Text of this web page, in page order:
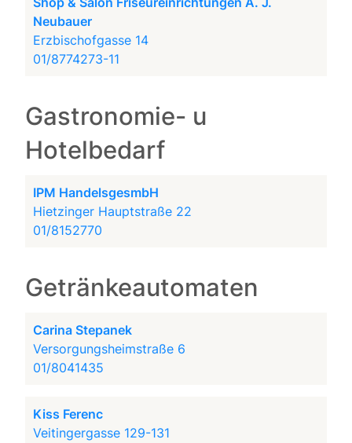
Neubauer
Erzbischofgasse 14
01/8774273-11
Gastronomie- u
Hotelbedarf
IPM HandelsgesmbH
Hietzinger Hauptstraße 22
01/8152770
Getränkeautomaten
Carina Stepanek
Versorgungsheimstraße 6
01/8041435
Kiss Ferenc
Veitingergasse 129-131